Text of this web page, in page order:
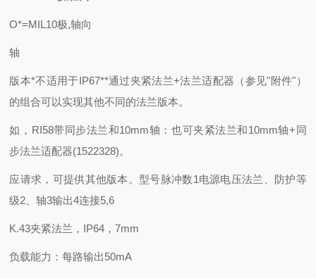
O*=MIL10极,轴向
轴
版本*不适用于IP67**通过夹紧法兰+法兰适配器（参见"附件"）
的组合可以实现其他不同的法兰版本。
如，RI58带同步法兰和10mm轴：也可夹紧法兰和10mm轴+同
步法兰适配器(1522328)。
应请求，可提供其他版本。型号脉冲数1电源电压法兰、防护等
级2、轴3输出4连接5,6
K.43夹紧法兰，IP64，7mm
负载能力：每路输出50mA